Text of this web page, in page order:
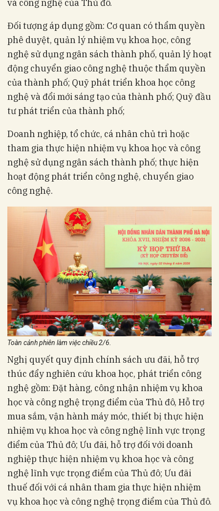
và công nghệ của Thủ đô.
Đối tượng áp dụng gồm: Cơ quan có thẩm quyền
phê duyệt, quản lý nhiệm vụ khoa học, công
nghệ sử dụng ngân sách thành phố, quản lý hoạt
động chuyển giao công nghệ thuộc thẩm quyền
của thành phố; Quỹ phát triển khoa học công
nghệ và đổi mới sáng tạo của thành phố; Quỹ đầu
tư phát triển của thành phố;
Doanh nghiệp, tổ chức, cá nhân chủ trì hoặc
tham gia thực hiện nhiệm vụ khoa học và công
nghệ sử dụng ngân sách thành phố; thực hiện
hoạt động phát triển công nghệ, chuyển giao
công nghệ.
Toàn cảnh phiên làm việc chiều 2/6.
Nghị quyết quy định chính sách ưu đãi, hỗ trợ
thúc đẩy nghiên cứu khoa học, phát triển công
nghệ gồm: Đặt hàng, công nhận nhiệm vụ khoa
học và công nghệ trọng điểm của Thủ đô, Hỗ trợ
mua sắm, vận hành máy móc, thiết bị thực hiện
nhiệm vụ khoa học và công nghệ lĩnh vực trọng
điểm của Thủ đô; Ưu đãi, hỗ trợ đối với doanh
nghiệp thực hiện nhiệm vụ khoa học và công
nghệ lĩnh vực trọng điểm của Thủ đô; Ưu đãi
thuế đối với cá nhân tham gia thực hiện nhiệm
vụ khoa học và công nghệ trọng điểm của Thủ đô.